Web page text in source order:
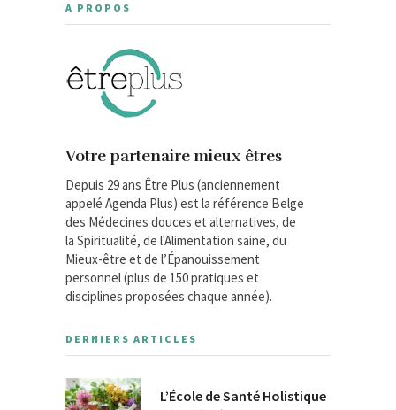
A PROPOS
Votre partenaire mieux êtres
Depuis 29 ans Être Plus (anciennement
appelé Agenda Plus) est la référence Belge
des Médecines douces et alternatives, de
la Spiritualité, de l'Alimentation saine, du
Mieux-être et de l’Épanouissement
personnel (plus de 150 pratiques et
disciplines proposées chaque année).
DERNIERS ARTICLES
L’École de Santé Holistique